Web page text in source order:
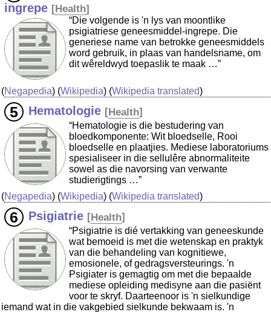
ingrepe [Health]
“Die volgende is 'n lys van moontlike
psigiatriese geneesmiddel-ingrepe. Die
generiese name van betrokke geneesmiddels
word gebruik, in plaas van handelsname, om
dit wêreldwyd toepaslik te maak …”
(Negapedia) (Wikipedia) (Wikipedia translated)
Hematologie [Health]
“Hematologie is die bestudering van
bloedkomponente: Wit bloedselle, Rooi
bloedselle en plaatjies. Mediese laboratoriums
spesialiseer in die sellulêre abnormaliteite
sowel as die navorsing van verwante
studierigtings …”
(Negapedia) (Wikipedia) (Wikipedia translated)
Psigiatrie [Health]
“Psigiatrie is dié vertakking van geneeskunde
wat bemoeid is met die wetenskap en praktyk
van die behandeling van kognitiewe,
emosionele, of gedragsversteurings. 'n
Psigiater is gemagtig om met die bepaalde
mediese opleiding medisyne aan die pasiënt
voor te skryf. Daarteenoor is 'n sielkundige
iemand wat in die vakgebied sielkunde bekwaam is. 'n